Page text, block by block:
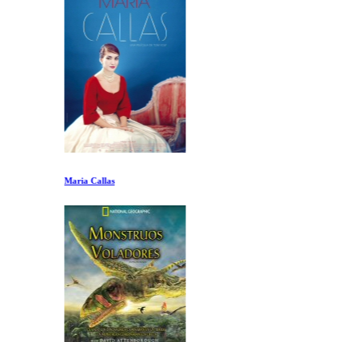
Maria Callas